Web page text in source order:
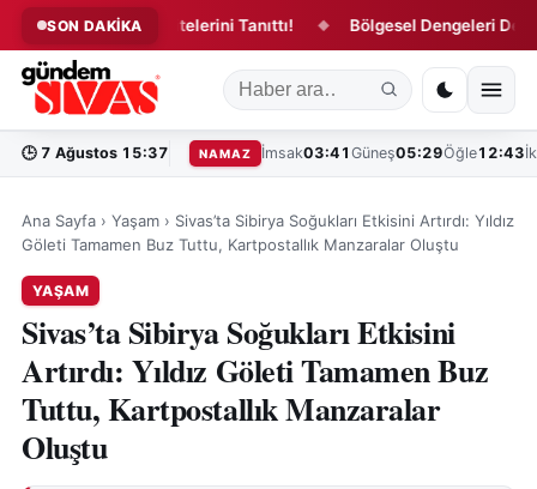
SON DAKİKA
Sivas Üniversitelerini Tanıttı! ◆ Bölgesel Dengeleri
🕒 7 Ağustos 15:37 NAMAZ İmsak03:41 Güneş05:29Öğle12:43
Ana Sayfa › Yaşam › Sivas’ta Sibirya Soğukları Etkisini Artırdı: Yıldız
Göleti Tamamen Buz Tuttu, Kartpostallık Manzaralar Oluştu
YAŞAM
Sivas’ta Sibirya Soğukları Etkisini
Artırdı: Yıldız Göleti Tamamen Buz
Tuttu, Kartpostallık Manzaralar
Oluştu